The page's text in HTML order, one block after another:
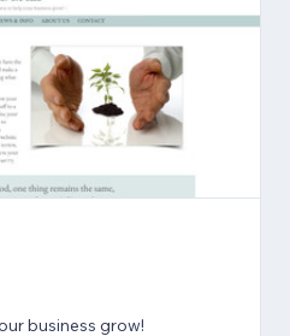
business grow!